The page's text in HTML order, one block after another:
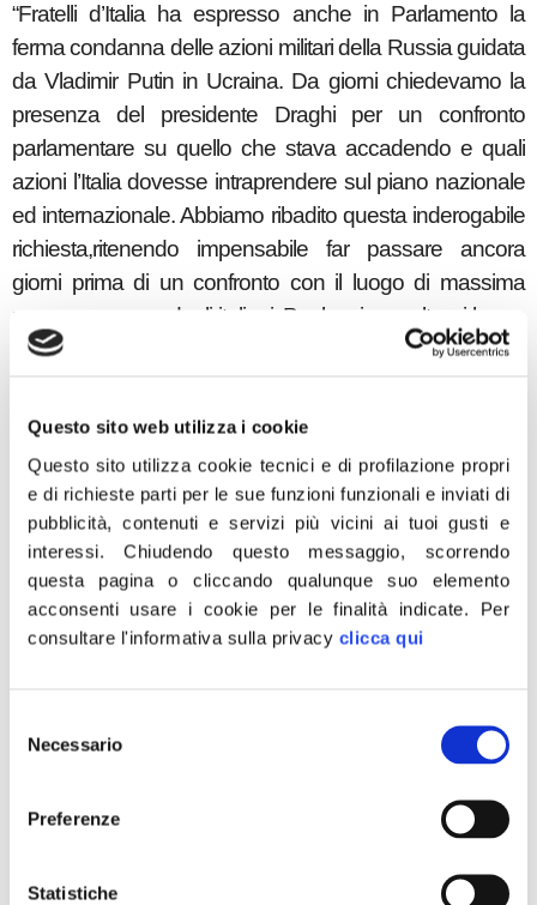
Questo sito web utilizza i cookie
Questo sito utilizza cookie tecnici e di profilazione propri
e di richieste parti per le sue funzioni funzionali e inviati di
pubblicità, contenuti e servizi più vicini ai tuoi gusti e
interessi.Chiudendo questo messaggio, scorrendo
questa pagina o cliccando qualunque suo elemento
acconsenti usare i cookie per le finalità indicate. Per
consultare l'informativa sulla privacy clicca qui
delNecessario
Preferenze
Statistiche
“Fratelli d’Italia ha espresso anche in Parlamento la
ferma condanna delle azioni militari della Russia guidata
da Vladimir Putin in Ucraina. Da giorni chiedevamo la
presenza del presidente Draghi per un confronto
parlamentare su quello che stava accadendo e quali
azioni l’Italia dovesse intraprendere sul piano nazionale
ed internazionale. Abbiamo ribadito questa inderogabile
richiesta,ritenendo impensabile far passare ancora
giorni prima di un confronto con il luogo di massima
rappresenzanza degli italiani. Per la prima volta, si ha un
Parlamento tenuto in piedi da un governo e non un
non giustifica una deresponsabilizzazione rispetto agli
ottemperare. Chiederemo lo svolgimento di una riunione
dei presidenti di gruppo proponendo di nuovo di
anticipare in queste ore la presenza di Draghi, con
comunicazioni e un voto di indirizzo parlamentare,che
rafforzi sul piano internazionale l’azione del governo e
configuri l’Italia tra le Nazioni in grado di richiamare
partito patriottico e non farà prevalere atteggiamenti
discutere dei gravi errori e delle responsabilità
succeduti e che hanno portato a una debolezza